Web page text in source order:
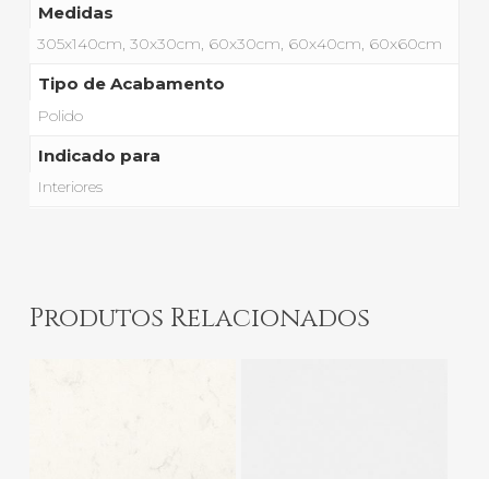
Medidas
305x140cm, 30x30cm, 60x30cm, 60x40cm, 60x60cm
Tipo de Acabamento
Polido
Indicado para
Interiores
Produtos Relacionados